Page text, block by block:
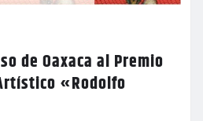
de Oaxaca al Premio
«Rodolfo